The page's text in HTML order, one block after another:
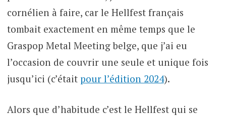
cornélien à faire, car le Hellfest français
tombait exactement en même temps que le
Graspop Metal Meeting belge, que j’ai eu
l’occasion de couvrir une seule et unique fois
jusqu’ici (c’était pour l’édition 2024).
Alors que d’habitude c’est le Hellfest qui se